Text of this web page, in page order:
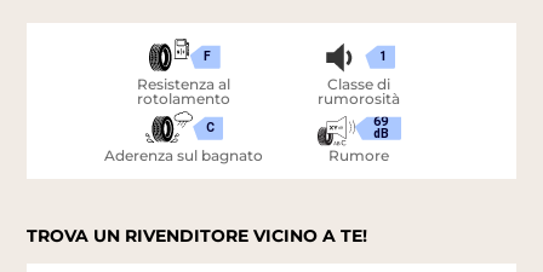
F
Resistenza al
rotolamento
C
Aderenza sul bagnato
1
Classe di
rumorosità
69
dB
Rumore
TROVA UN RIVENDITORE VICINO A TE!